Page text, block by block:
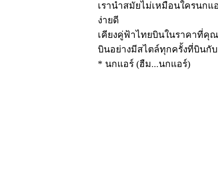
เรานำสมัยไม่เหมือนใครนกแ
ง่ายดี
เคียงคู่ฟ้าไทยบินในราคาที่คุ
บินอย่างมีสไตล์ทุกครั้งที่บินกั
* นกแอร์ (ฮืม...นกแอร์)